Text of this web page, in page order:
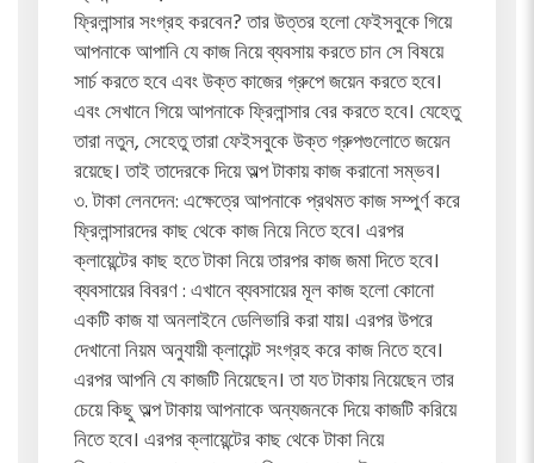
ফ্রিলান্সার সংগ্রহ করবেন? তার উত্তর হলো ফেইসবুকে গিয়ে
আপনাকে আপানি যে কাজ নিয়ে ব্যবসায় করতে চান সে বিষয়ে
সার্চ করতে হবে এবং উক্ত কাজের গ্রুপে জয়েন করতে হবে।
এবং সেখানে গিয়ে আপনাকে ফ্রিলান্সার বের করতে হবে। যেহেতু
তারা নতুন, সেহেতু তারা ফেইসবুকে উক্ত গ্রুপগুলোতে জয়েন
রয়েছে। তাই তাদেরকে দিয়ে অল্প টাকায় কাজ করানো সম্ভব।
৩. টাকা লেনদেন: এক্ষেত্রে আপনাকে প্রথমত কাজ সম্পুর্ণ করে
ফ্রিলান্সারদের কাছ থেকে কাজ নিয়ে নিতে হবে। এরপর
ক্লায়েন্টের কাছ হতে টাকা নিয়ে তারপর কাজ জমা দিতে হবে।
ব্যবসায়ের বিবরণ : এখানে ব্যবসায়ের মূল কাজ হলো কোনো
একটি কাজ যা অনলাইনে ডেলিভারি করা যায়। এরপর উপরে
দেখানো নিয়ম অনুযায়ী ক্লায়েন্ট সংগ্রহ করে কাজ নিতে হবে।
এরপর আপনি যে কাজটি নিয়েছেন। তা যত টাকায় নিয়েছেন তার
চেয়ে কিছু অল্প টাকায় আপনাকে অন্যজনকে দিয়ে কাজটি করিয়ে
নিতে হবে। এরপর ক্লায়েন্টের কাছ থেকে টাকা নিয়ে